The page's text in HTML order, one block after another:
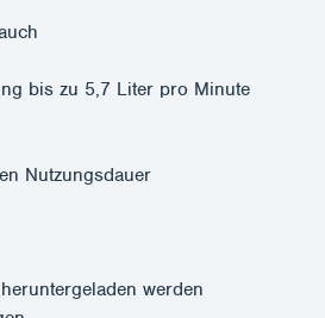
bis zu 5,7 Liter pro Minute
Nutzungsdauer
werden